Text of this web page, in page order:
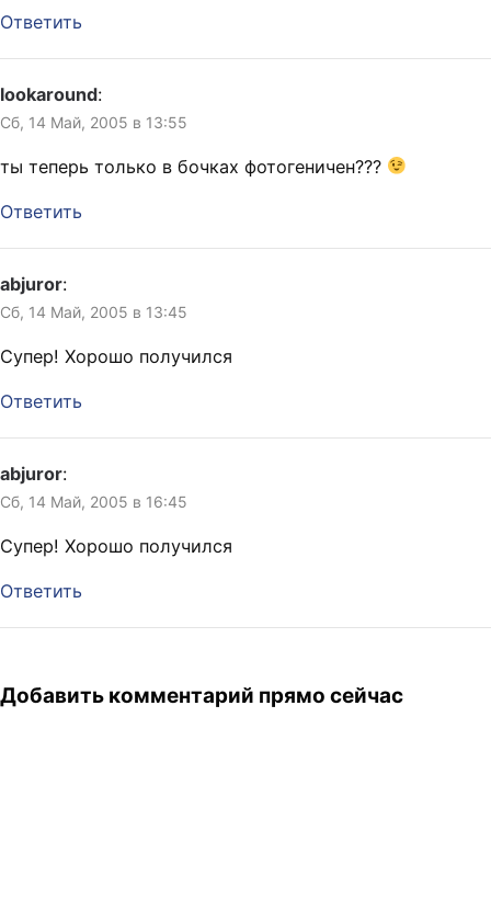
Ответить
lookaround:
Сб, 14 Май, 2005 в 13:55
ты теперь только в бочках фотогеничен???
Ответить
abjuror:
Сб, 14 Май, 2005 в 13:45
Супер! Хорошо получился
Ответить
abjuror:
Сб, 14 Май, 2005 в 16:45
Супер! Хорошо получился
Ответить
Добавить комментарий прямо сейчас